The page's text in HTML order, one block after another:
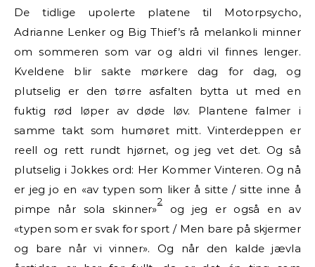
De tidlige upolerte platene til Motorpsycho,
Adrianne Lenker og Big Thief’s rå melankoli minner
om sommeren som var og aldri vil finnes lenger.
Kveldene blir sakte mørkere dag for dag, og
plutselig er den tørre asfalten bytta ut med en
fuktig rød løper av døde løv. Plantene falmer i
samme takt som humøret mitt. Vinterdeppen er
reell og rett rundt hjørnet, og jeg vet det. Og så
plutselig i Jokkes ord: Her Kommer Vinteren. Og nå
er jeg jo en «av typen som liker å sitte / sitte inne å
pimpe når sola skinner»
2
og jeg er også en av
«typen som er svak for sport / Men bare på skjermer
og bare når vi vinner». Og når den kalde jævla